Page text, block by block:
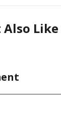
Like